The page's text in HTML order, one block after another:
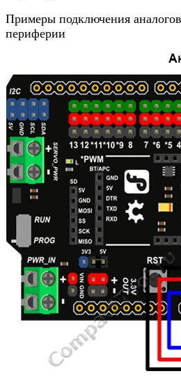
Примеры подключения
периферии